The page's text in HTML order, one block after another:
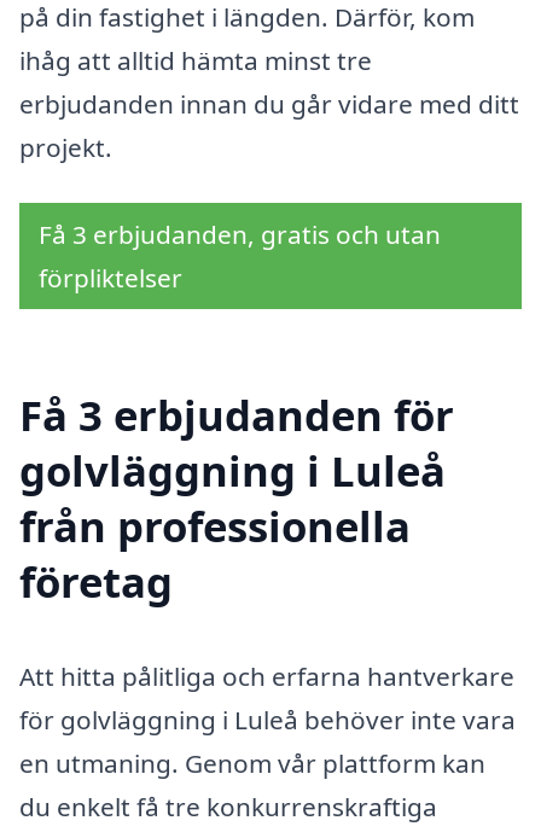
på din fastighet i längden. Därför, kom
ihåg att alltid hämta minst tre
erbjudanden innan du går vidare med ditt
projekt.
Få 3 erbjudanden, gratis och utan
förpliktelser
Få 3 erbjudanden för
golvläggning i Luleå
från professionella
företag
Att hitta pålitliga och erfarna hantverkare
för golvläggning i Luleå behöver inte vara
en utmaning. Genom vår plattform kan
du enkelt få tre konkurrenskraftiga